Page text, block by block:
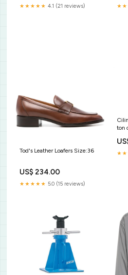
★★★★★ 4.1 (21 reviews)
Tod's Leather Loafers Size:36
US$ 234.00
★★★★★ 5.0 (15 reviews)
ton